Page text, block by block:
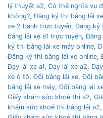
lý thuyết a2, Có thẻ nghĩa vụ
không?,Đăng ký thi bằng lái
xe 2 bánh trực tuyến,Đăng ký
bằng lái xe a1 trực tuyến,Đăng
ký thi bằng lái xe máy online,
Đăng ký thi bằng lái xe online,
Dạy lái xe a1, Dạy lái xe a2,
xe ô tô,Đổi bằng lái xe,Đổi
bằng lái xe máy,Đổi bằng lái
Giấy khám sức khoẻ thi a2,
khám sức khoẻ thi bằng lái a2,